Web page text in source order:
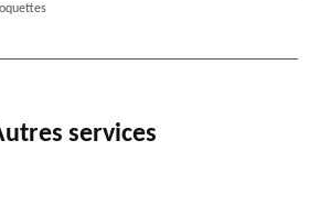
services